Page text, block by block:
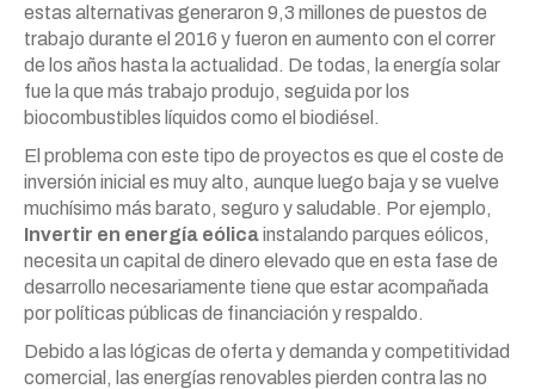
estas alternativas generaron 9,3 millones de puestos de
trabajo durante el 2016 y fueron en aumento con el correr
de los años hasta la actualidad. De todas, la energía solar
fue la que más trabajo produjo, seguida por los
biocombustibles líquidos como el biodiésel.
El problema con este tipo de proyectos es que el coste de
inversión inicial es muy alto, aunque luego baja y se vuelve
muchísimo más barato, seguro y saludable. Por ejemplo,
Invertir en energía eólicainstalando parques eólicos,
necesita un capital de dinero elevado que en esta fase de
desarrollo necesariamente tiene que estar acompañada
por políticas públicas de financiación y respaldo.
Debido a las lógicas de oferta y demanda y competitividad
comercial, las energías renovables pierden contra las no